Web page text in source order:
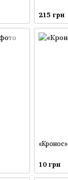
215 грн
«Кронос»
10 грн